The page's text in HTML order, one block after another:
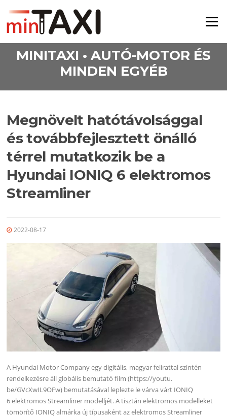
Menü
MINITAXI • AUTÓ-MOTOR ÉS
MINDEN EGYÉB
Megnövelt hatótávolsággal
és továbbfejlesztett önálló
térrel mutatkozik be a
Hyundai IONIQ 6 elektromos
Streamliner
2022-08-17
A Hyundai Motor Company egy digitális, magyar felirattal szintén
rendelkezésre áll globális bemutató film (https://youtu.
be/GVcXwIL9OFw) bemutatásával leplezte le várva várt IONIQ
6 elektromos Streamliner modelljét. A tisztán elektromos modelleket
tömörítő IONIQ almárka új típusaként az elektromos Streamliner